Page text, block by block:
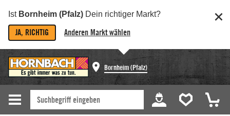
Ist Bornheim (Pfalz) Dein richtiger Markt?
JA, RICHTIG Anderen Markt wählen
Bornheim (Pfalz)